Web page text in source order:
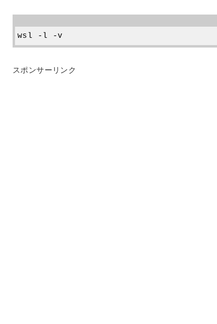
スポンサーリンク